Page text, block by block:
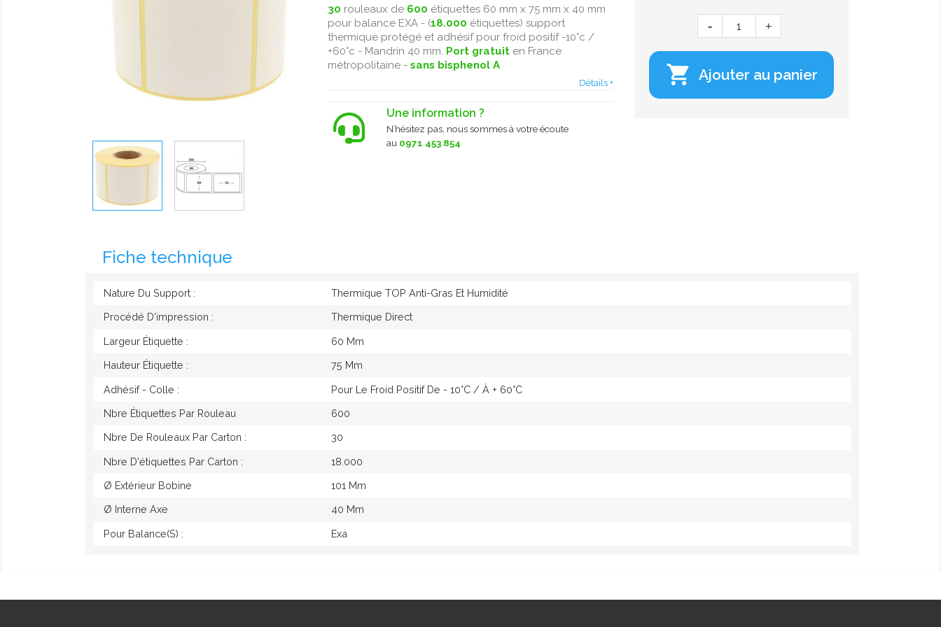
30 rouleaux de 600 étiquettes 60 mm x 75 mm x 40 mm
pour balance EXA - (18.000 étiquettes) support
thermique protégé et adhésif pour froid positif -10°c /
+60°c - Mandrin 40 mm. Port gratuit en France
métropolitaine - sans bisphenol A
Détails +
Une information ?
N’hésitez pas, nous sommes à votre écoute
au 0971 453 854
 Ajouter au panier
Fiche technique
Nature Du Support : Thermique TOP Anti-Gras Et Humidité
Procédé D'impression : Thermique Direct
Largeur Étiquette : 60 Mm
Hauteur Étiquette : 75 Mm
Adhésif - Colle : Pour Le Froid Positif De - 10°c / À + 60°c
Nbre Étiquettes Par Rouleau 600
Nbre De Rouleaux Par Carton : 30
Nbre D'étiquettes Par Carton : 18.000
Ø Extérieur Bobine 101 Mm
Ø Interne Axe 40 Mm
Pour Balance(s) : Exa